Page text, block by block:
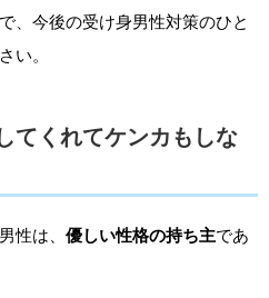
、今後の受け身男性対策のひと
い。
てくれてケンカもしな
性は、 優しい性格の持ち主であ